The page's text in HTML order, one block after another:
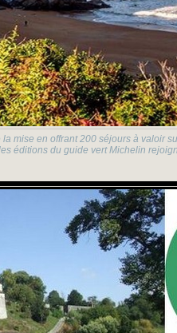
mise en offrant 200 séjours à valoir
éditions du guide vert Michelin